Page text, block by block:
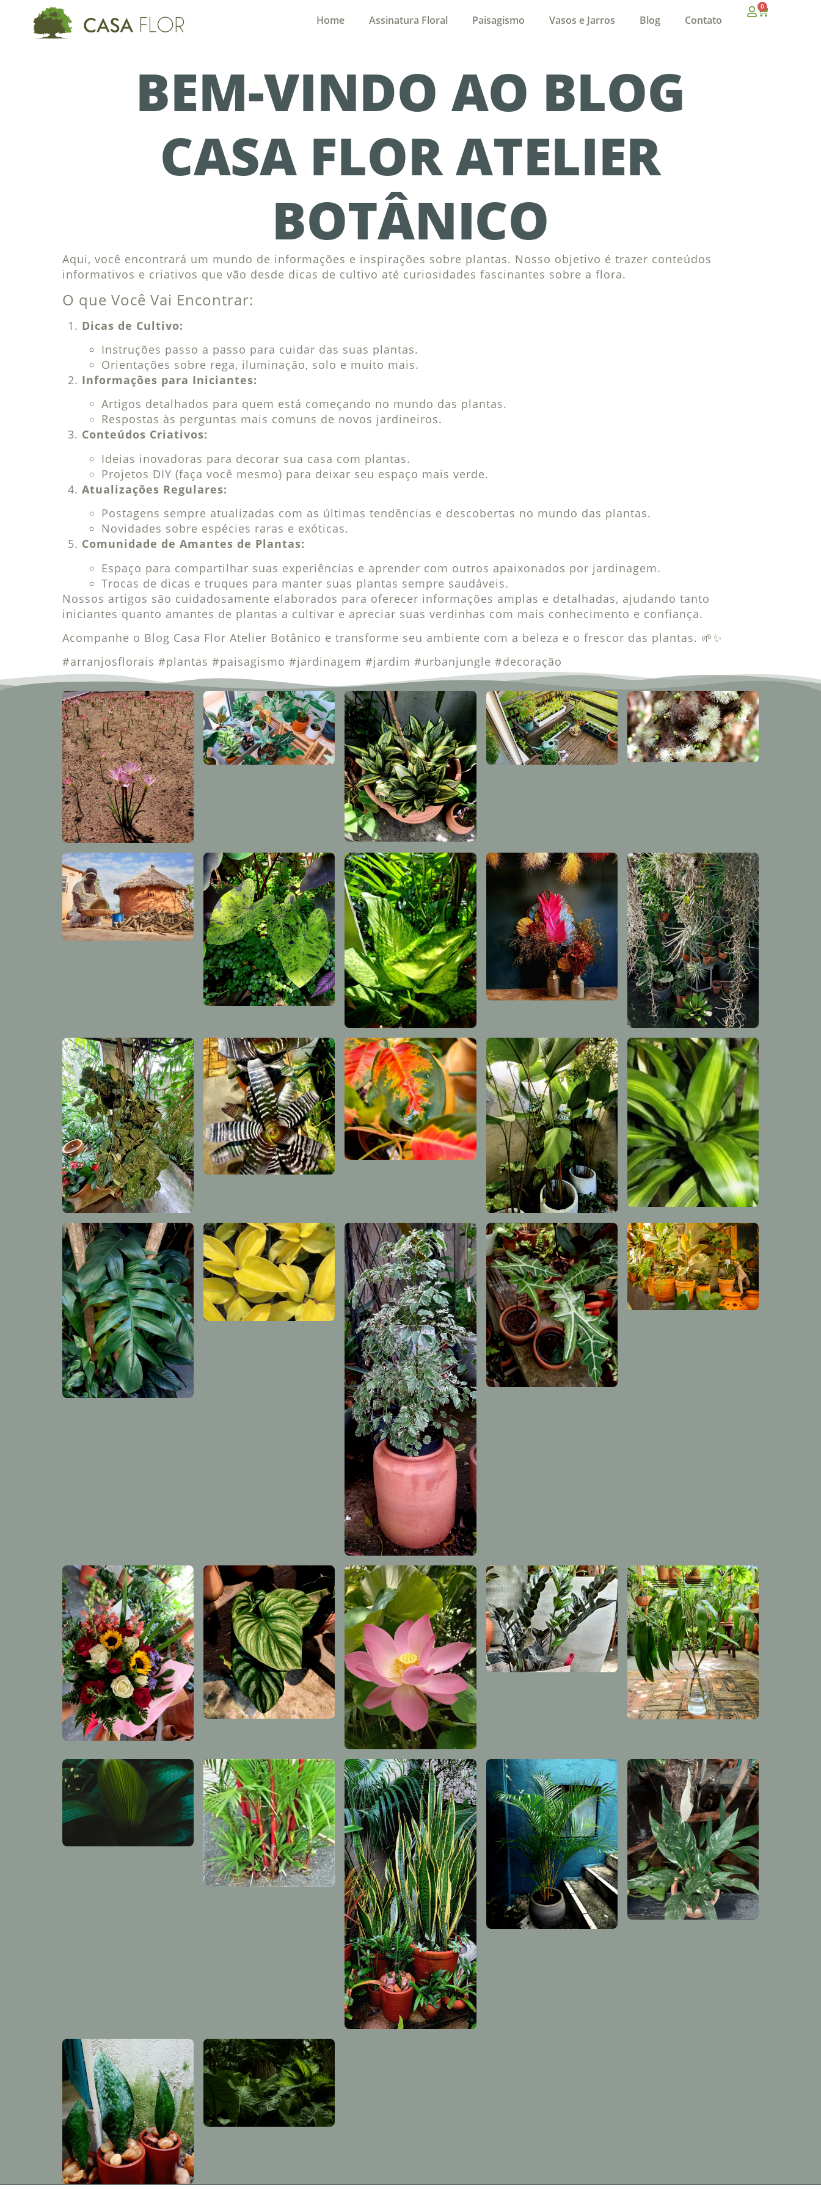
Home Assinatura Floral Paisagismo Vasos e Jarros Blog Contato
0
BEM-VINDO AO BLOG
CASA FLOR ATELIER
BOTÂNICO
Aqui, você encontrará um mundo de informações e inspirações sobre plantas. Nosso objetivo é trazer conteúdos
informativos e criativos que vão desde dicas de cultivo até curiosidades fascinantes sobre a flora.
O que Você Vai Encontrar:
Dicas de Cultivo:
Instruções passo a passo para cuidar das suas plantas.
Orientações sobre rega, iluminação, solo e muito mais.
Informações para Iniciantes:
Artigos detalhados para quem está começando no mundo das plantas.
Respostas às perguntas mais comuns de novos jardineiros.
Conteúdos Criativos:
Ideias inovadoras para decorar sua casa com plantas.
Projetos DIY (faça você mesmo) para deixar seu espaço mais verde.
Atualizações Regulares:
Postagens sempre atualizadas com as últimas tendências e descobertas no mundo das plantas.
Novidades sobre espécies raras e exóticas.
Comunidade de Amantes de Plantas:
Espaço para compartilhar suas experiências e aprender com outros apaixonados por jardinagem.
Trocas de dicas e truques para manter suas plantas sempre saudáveis.
Nossos artigos são cuidadosamente elaborados para oferecer informações amplas e detalhadas, ajudando tanto
iniciantes quanto amantes de plantas a cultivar e apreciar suas verdinhas com mais conhecimento e confiança.
Acompanhe o Blog Casa Flor Atelier Botânico e transforme seu ambiente com a beleza e o frescor das plantas. 🌱✨
#arranjosflorais #plantas #paisagismo #jardinagem #jardim #urbanjungle #decoração